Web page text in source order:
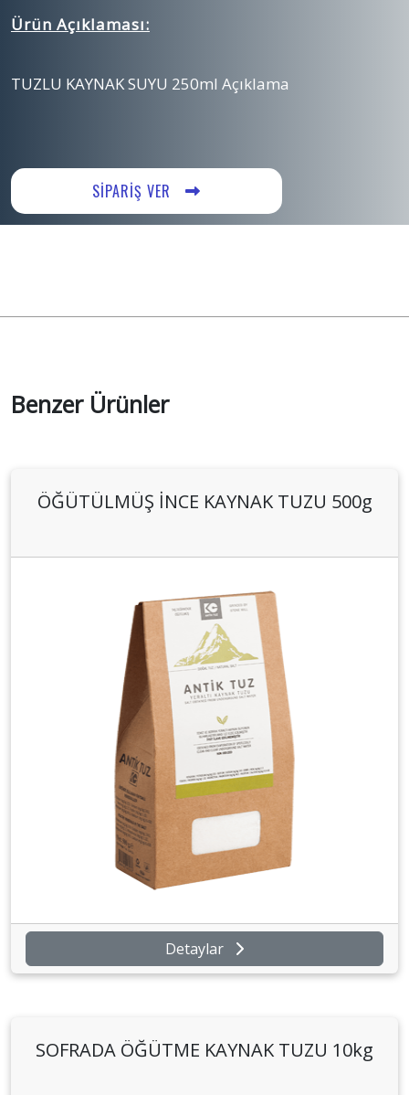
Ürün Açıklaması:
TUZLU KAYNAK SUYU 250ml Açıklama
SİPARİŞ VER
Benzer Ürünler
ÖĞÜTÜLMÜŞ İNCE KAYNAK TUZU 500g
Detaylar
SOFRADA ÖĞÜTME KAYNAK TUZU 10kg